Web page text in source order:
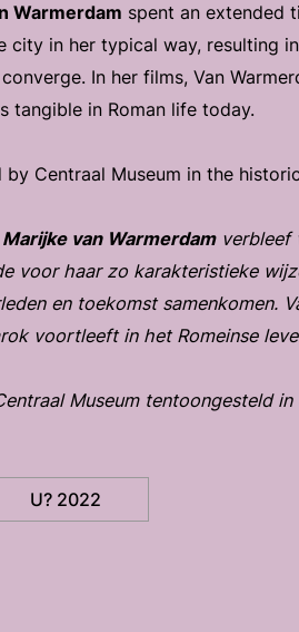
Warmerdam spent an extended
city in her typical way, resulting
In her films, Van
tangible in Roman life today.
Centraal Museum in the
Marijke van Warmerdamverbleef
voor haar zo karakteristieke
en toekomst samenkomen.
voortleeft in het Romeinse
Museum tentoongesteld
U? 2022